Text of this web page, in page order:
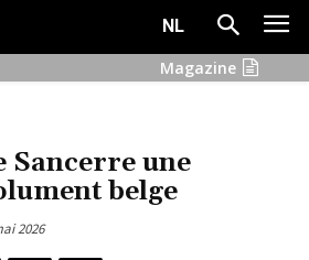
NL
Magazine
Sancerre une
belge
2026